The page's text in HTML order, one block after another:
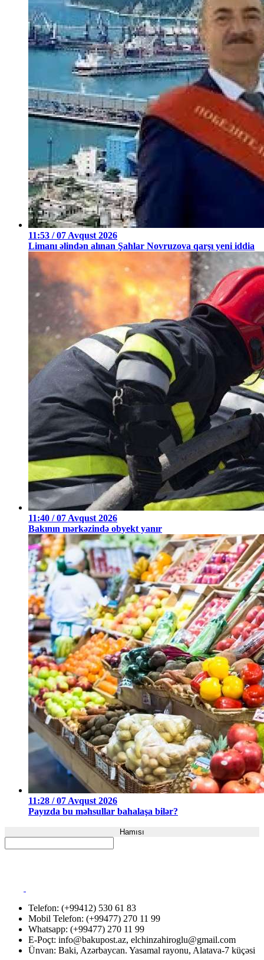
11:53 / 07 Avqust 2026
Limanı əlindən alınan Şahlar Novruzova qarşı yeni iddia
11:40 / 07 Avqust 2026
Bakının mərkəzində obyekt yanır
11:28 / 07 Avqust 2026
Payızda bu məhsullar bahalaşa bilər?
Hamısı
Telefon: (+99412) 530 61 83
Mobil Telefon: (+99477) 270 11 99
Whatsapp: (+99477) 270 11 99
E-Poçt: info@bakupost.az, elchinzahiroglu@gmail.com
Ünvan: Baki, Azərbaycan. Yasamal rayonu, Alatava-7 küçəsi